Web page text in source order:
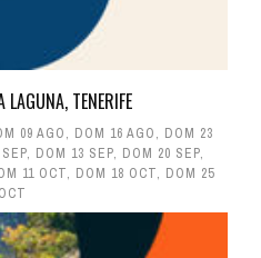
TENERIFE
09 AGO, DOM 16 AGO, DOM 23
, DOM 13 SEP, DOM 20 SEP,
11 OCT, DOM 18 OCT, DOM 25
OCT